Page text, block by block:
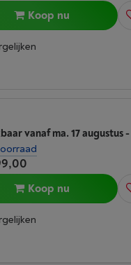
Koop nu
vanaf ma. 17 augustus-
Koop nu